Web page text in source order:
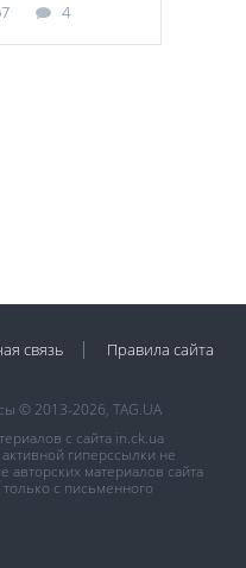
4
связь
Правила сайта
© 2013-2026, TAG.UA
с сайта in.ck.ua
гиперссылки не
материалов сайта
с письменного